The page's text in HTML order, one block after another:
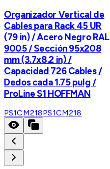
Organizador Vertical de
Cables para Rack 45 UR
(79 in) / Acero Negro RAL
9005 / Sección 95x208
mm (3.7x8.2 in) /
Capacidad 726 Cables /
Dedos cada 1.75 pulg /
ProLine S1 HOFFMAN
PS1CM218PS1CM218